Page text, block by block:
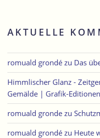
AKTUELLE
romuald grondé zu Das
Himmlischer Glanz -
Gemälde | Grafik-
romuald gronde zu
romuald grondé zu Heute